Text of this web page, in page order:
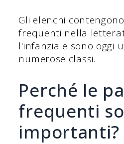
Gli elenchi
frequenti nella
l'infanzia e sono oggi
numerose classi.
Perché le
frequenti
importanti?